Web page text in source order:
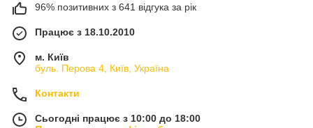
96% позитивних з 641 відгука за рік
Працює з 18.10.2010
м. Київ
буль. Перова 4, Київ, Україна
Контакти
Сьогодні працює з 10:00 до 18:00